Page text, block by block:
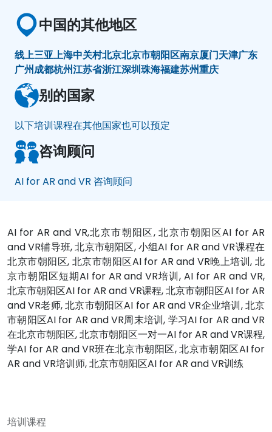
中国的其他地区
线上三亚上海中关村北京北京市朝阳区南京厦门天津广东
广州成都杭州江苏省浙江深圳珠海福建苏州重庆
别的国家
以下培训课程在其他国家也可以预定
咨询顾问
AI for AR and VR 咨询顾问
AI for AR and VR,北京市朝阳区, 北京市朝阳区AI for AR
and VR辅导班, 北京市朝阳区, 小组AI for AR and VR课程在
北京市朝阳区, 北京市朝阳区AI for AR and VR晚上培训, 北
京市朝阳区短期AI for AR and VR培训, AI for AR and VR,
北京市朝阳区AI for AR and VR课程, 北京市朝阳区AI for AR
and VR老师, 北京市朝阳区AI for AR and VR企业培训, 北京
市朝阳区AI for AR and VR周末培训, 学习AI for AR and VR
在北京市朝阳区, 北京市朝阳区一对一AI for AR and VR课程,
学AI for AR and VR班在北京市朝阳区, 北京市朝阳区AI for
AR and VR培训师, 北京市朝阳区AI for AR and VR训练
培训课程